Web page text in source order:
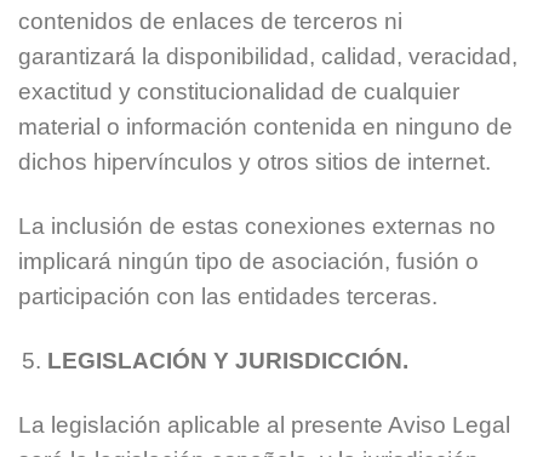
contenidos de enlaces de terceros ni
garantizará la disponibilidad, calidad, veracidad,
exactitud y constitucionalidad de cualquier
material o información contenida en ninguno de
dichos hipervínculos y otros sitios de internet.
La inclusión de estas conexiones externas no
implicará ningún tipo de asociación, fusión o
participación con las entidades terceras.
LEGISLACIÓN Y JURISDICCIÓN.
La legislación aplicable al presente Aviso Legal